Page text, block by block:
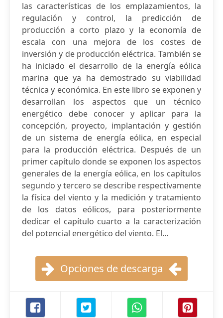
las características de los emplazamientos, la
regulación y control, la predicción de
producción a corto plazo y la economía de
escala con una mejora de los costes de
inversión y de producción eléctrica. También se
ha iniciado el desarrollo de la energía eólica
marina que ya ha demostrado su viabilidad
técnica y económica. En este libro se exponen y
desarrollan los aspectos que un técnico
energético debe conocer y aplicar para la
concepción, proyecto, implantación y gestión
de un sistema de energía eólica, en especial
para la producción eléctrica. Después de un
primer capítulo donde se exponen los aspectos
generales de la energía eólica, en los capítulos
segundo y tercero se describe respectivamente
la física del viento y la medición y tratamiento
de los datos eólicos, para posteriormente
dedicar el capítulo cuarto a la caracterización
del potencial energético del viento. El...
Opciones de descarga